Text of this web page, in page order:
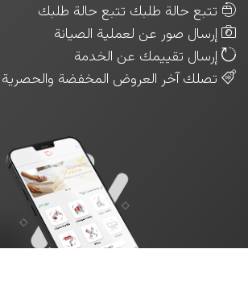
تتبع حالة طلبك تتبع حالة طلبك
إرسال صور عن لعملية الصيانة
إرسال تقييمك عن الخدمة
تصلك آخر العروض المخفضة والحصرية